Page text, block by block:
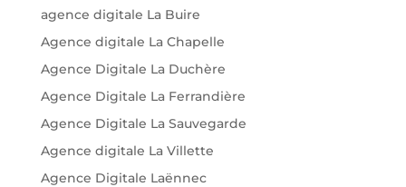
agence digitale La Buire
Agence digitale La Chapelle
Agence Digitale La Duchère
Agence Digitale La Ferrandière
Agence Digitale La Sauvegarde
Agence digitale La Villette
Agence Digitale Laënnec